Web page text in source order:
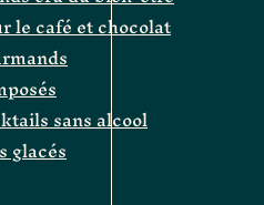
le café et chocolat
sans alcool
glacés